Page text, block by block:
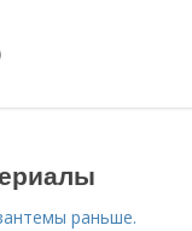
раньше.